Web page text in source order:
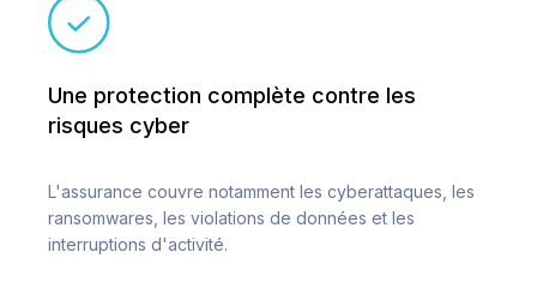
Une protection complète contre les
risques cyber
L'assurance couvre notamment les cyberattaques, les
ransomwares, les violations de données et les
interruptions d'activité.